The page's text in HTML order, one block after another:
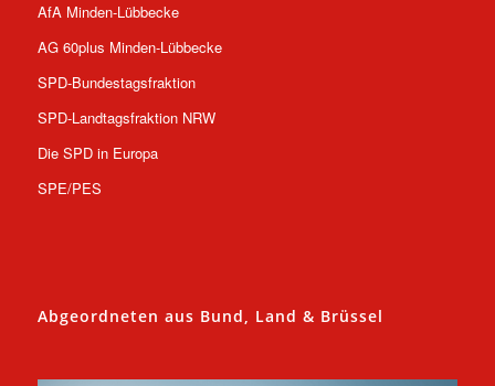
AfA Minden-Lübbecke
AG 60plus Minden-Lübbecke
SPD-Bundestagsfraktion
SPD-Landtagsfraktion NRW
Die SPD in Europa
SPE/PES
Abgeordneten aus Bund, Land & Brüssel